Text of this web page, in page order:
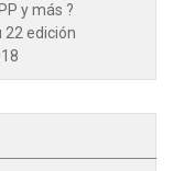
y más ?
22 edición